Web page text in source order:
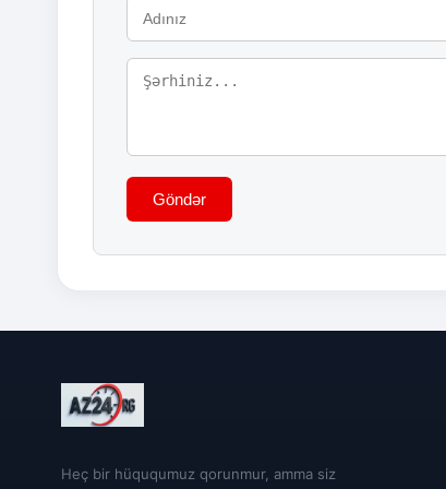
Göndər
Heç bir hüququmuz qorunmur, amma siz